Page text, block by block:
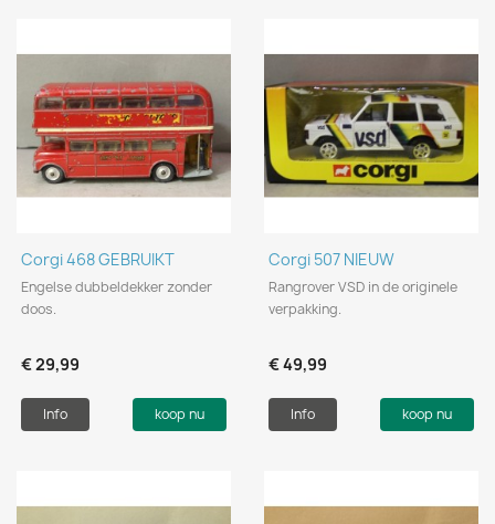
Corgi 468 GEBRUIKT
Engelse dubbeldekker zonder
doos.
€ 29,99
Info koop nu
Corgi 507 NIEUW
Rangrover VSD in de originele
verpakking.
€ 49,99
Info koop nu